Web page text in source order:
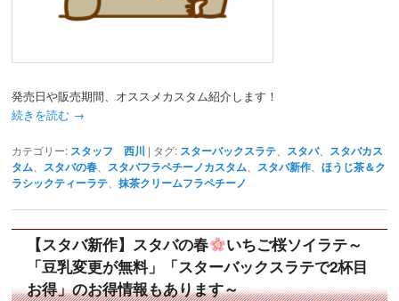
発売日や販売期間、オススメカスタム紹介します！
続きを読む →
カテゴリー: スタッフ 西川 | タグ: スターバックスラテ スタバ、 スタバカス
タム
スタバの春 スタバフラペチーノカスタム スタバ新作 、ほうじ茶＆ク
ラシックティーラテ 、抹茶クリームフラペチーノ
【スタバ新作】スタバの春
いちご桜ソイラテ～
「豆乳変更が無料」「スターバックスラテで2杯目
お得」のお得情報もあります～